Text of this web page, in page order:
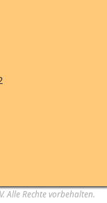
Alle Rechte vorbehalten.